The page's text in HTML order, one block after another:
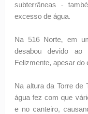
subterrâneas -
excesso de água.
Na 516 Norte, em
desabou devido ao
Felizmente, apesar
Na altura da Torre de
água fez com que
e no canteiro,